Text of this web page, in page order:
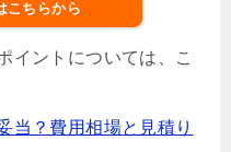
こちらから
イントについては、こ
当？費用相場と見積り